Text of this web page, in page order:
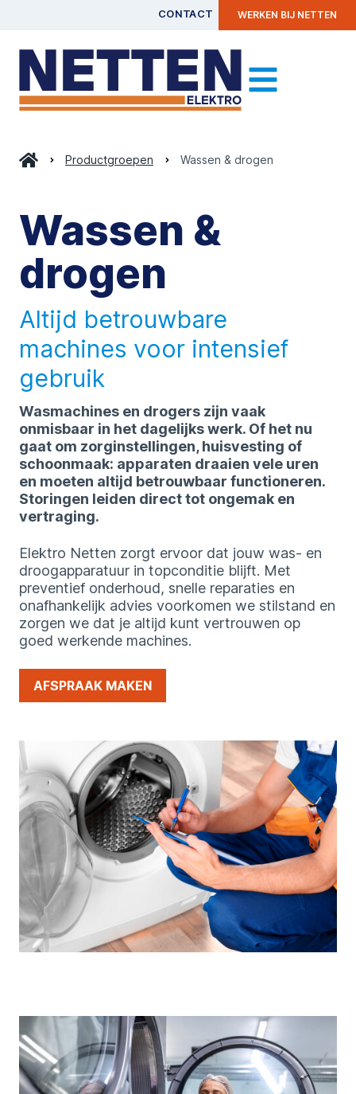
CONTACT WERKEN BIJ NETTEN
Productgroepen Wassen & drogen
Wassen &
drogen
Altijd betrouwbare
machines voor intensief
gebruik
Wasmachines en drogers zijn vaak
onmisbaar in het dagelijks werk. Of het nu
gaat om zorginstellingen, huisvesting of
schoonmaak: apparaten draaien vele uren
en moeten altijd betrouwbaar functioneren.
Storingen leiden direct tot ongemak en
vertraging.
Elektro Netten zorgt ervoor dat jouw was- en
droogapparatuur in topconditie blijft. Met
preventief onderhoud, snelle reparaties en
onafhankelijk advies voorkomen we stilstand en
zorgen we dat je altijd kunt vertrouwen op
goed werkende machines.
AFSPRAAK MAKEN